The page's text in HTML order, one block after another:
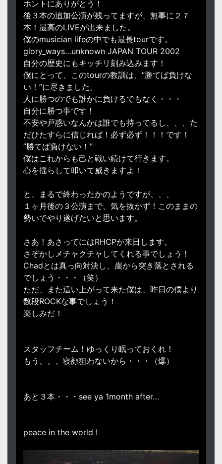
ホントにありがとう！
後３本の追加公演が残ってますが、無事に２７
本！最高のLIVEが出来ました。
僕のmusician lifeの中でも最長tourです。
glory_ways…unknown JAPAN TOUR 2002
自分の歴史にもキッチリ刻み込みます！
僕にとって、このtourの教訓は、”勝てば負けな
い！”に尽きました。
人に勝つのでも誰かに負けるでもなく・・・
自分に勝つ事です！
不安や戸惑いなんかは誰でも持ってるし、、、た
だひたすらに信じれば！必ず必ず！！！です！
”勝てば負けない！”
僕はこれからも己と戦い続けて行きます。
心を揺らして叩いて威きますよ！
と、まるで終わったかのようですが、、、
１ヶ月後の３公演まで、気を抜かず！このままの
勢いでやり遂げたいと思います。
さあ！あさってにはRHCPが来日します。
さぞかしメチャクチャしてくれる事でしょう！
Chadとは真っ向対決し、崖から突き落とされる
でしょう・・・（笑）
ただ、また這い上がって来た僕は、昨日の僕より
数段ROCKな事でしょう！
楽しみだ！
スタッフチーム！ゆっくり眠っておくれ！
もう、、、寝顔狙わないから・・・（爆）
あと３本・・・see ya 1month after…
peace in the world !